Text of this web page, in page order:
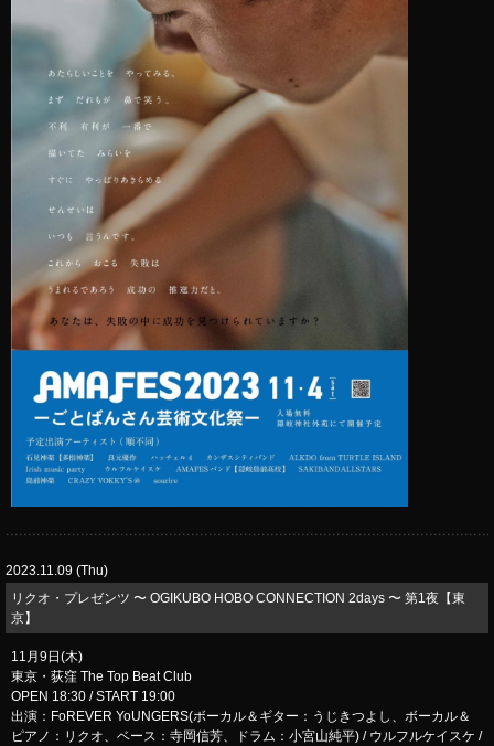
2023.11.09 (Thu)
リクオ・プレゼンツ 〜 OGIKUBO HOBO CONNECTION 2days 〜 第1夜【東
京】
11月9日(木)
東京・荻窪 The Top Beat Club
OPEN 18:30 / START 19:00
出演：FoREVER YoUNGERS(ボーカル＆ギター：うじきつよし、ボーカル＆
ピアノ：リクオ、ベース：寺岡信芳、ドラム：小宮山純平) / ウルフルケイスケ /